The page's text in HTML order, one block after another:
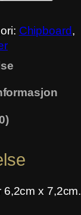
Chipboard
6,2cm x 7,2cm.